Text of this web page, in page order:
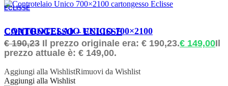
ECLISSE
ORDINABILE
CONTROTELAIO UNICO 700×2100 CARTONGESSO – ECLISSE
€190,23 Il prezzo originale era: € 190,23.€ 149,00Il
prezzo attuale è: € 149,00.
Aggiungi alla WishlistRimuovi da Wishlist
Aggiungi alla Wishlist